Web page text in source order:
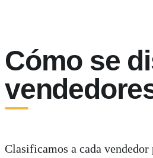
Cómo se
Clasificamos a cada